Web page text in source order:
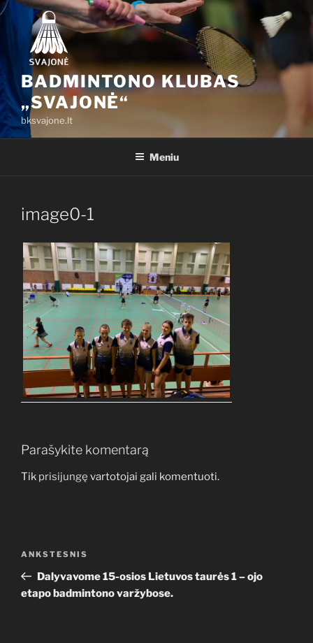
Eiti
prie
turinio
BADMINTONO KLUBAS
„SVAJONĖ“
bksvajone.lt
Meniu
image0-1
Parašykite komentarą
Tik prisijungę vartotojai gali komentuoti.
įrašų
Ankstesnis
įrašas
ANKSTESNIS
Dalyvavome 15-osios Lietuvos taurės 1 – ojo
etapo badmintono varžybose.